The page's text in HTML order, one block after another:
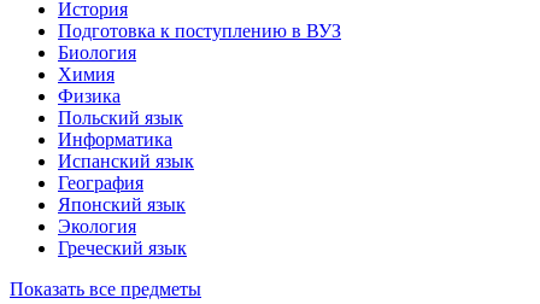
История
Подготовка к поступлению в ВУЗ
Биология
Химия
Физика
Польский язык
Информатика
Испанский язык
География
Японский язык
Экология
Греческий язык
Показать все предметы